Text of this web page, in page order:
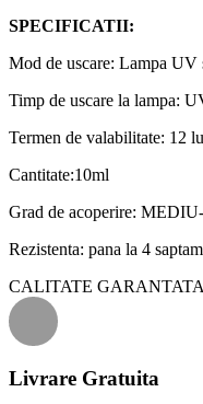
SPECIFICATII:
Mod de uscare: Lampa UV
Timp de uscare la lampa:
Termen de valabilitate: 12
Cantitate:10ml
Grad de acoperire:
Rezistenta: pana la 4
CALITATE
Livrare Gratuita